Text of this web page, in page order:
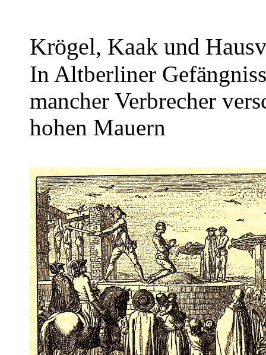
Krögel, Kaak und
In Altberliner
mancher Verbrecher
hohen Mauern